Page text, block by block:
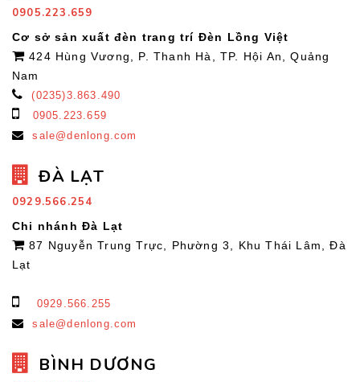
0905.223.659
Cơ sở sản xuất đèn trang trí Đèn Lồng Việt
424 Hùng Vương, P. Thanh Hà, TP. Hội An, Quảng
Nam
(0235)3.863.490
0905.223.659
sale@denlong.com
ĐÀ LẠT
0929.566.254
Chi nhánh Đà Lạt
87 Nguyễn Trung Trực, Phường 3, Khu Thái Lâm, Đà
Lạt
0929.566.255
sale@denlong.com
BÌNH DƯƠNG